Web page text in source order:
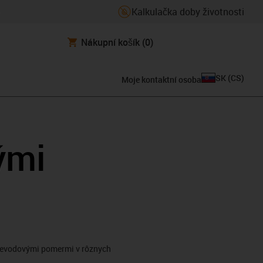
Kalkulačka doby životnosti
Nákupní košík (0)
Moje kontaktní osoba SK (CS)
pomermi v rôznych